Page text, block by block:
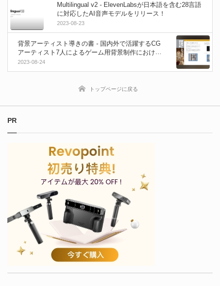
Multilingual v2 - ElevenLabsが日本語を含む28言語
に対応したAI音声モデルをリリース！
2023-08-23
背景アーティスト導きの書 - 国内外で活躍するCG
アーティスト7人によるゲーム用背景制作における
制作フロー解説本！2023年9月10日発売！CEDEC2
023では先行販売中！
2023-08-24
トップページに戻る
PR